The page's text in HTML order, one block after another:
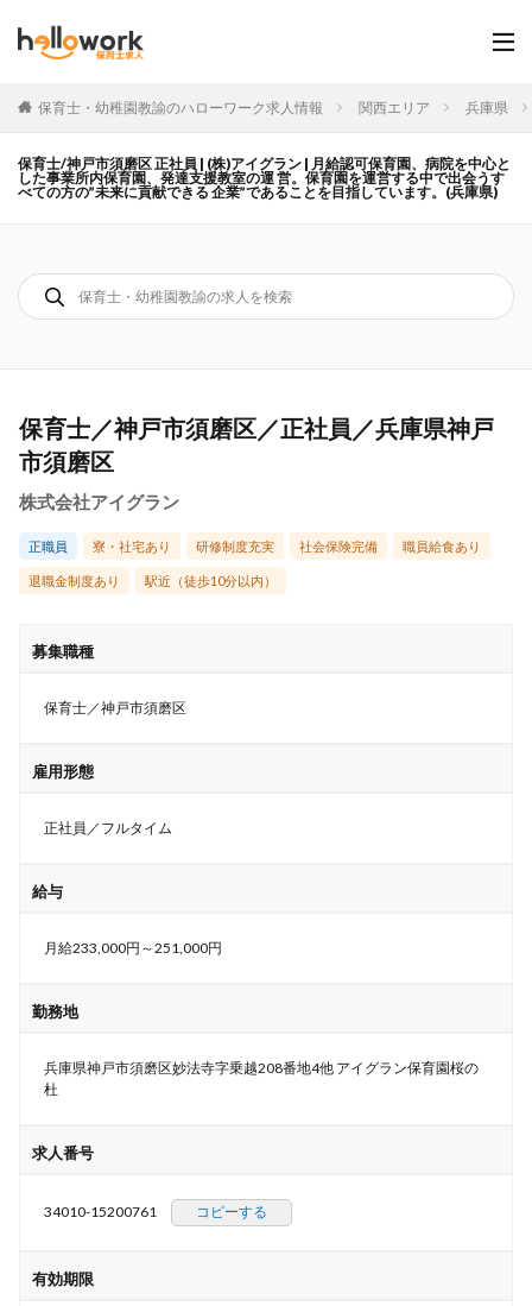
保育士・幼稚園教諭のハローワーク求人情報 関西エリア 兵庫県
保育士/神戸市須磨区 正社員 | (株)アイグラン | 月給認可保育園、病院を中心と
した事業所内保育園、発達支援教室の運 営。保育園を運営する中で出会うす
べての方の”未来に貢献できる 企業”であることを目指しています。(兵庫県)
保育士／神戸市須磨区／正社員／兵庫県神戸
市須磨区
株式会社アイグラン
正職員 寮・社宅あり 研修制度充実 社会保険完備 職員給食あり
退職金制度あり 駅近（徒歩10分以内）
募集職種
保育士／神戸市須磨区
雇用形態
正社員／フルタイム
給与
月給233,000円～251,000円
勤務地
兵庫県神戸市須磨区妙法寺字乗越208番地4他 アイグラン保育園桜の
杜
求人番号
34010-15200761 コピーする
有効期限